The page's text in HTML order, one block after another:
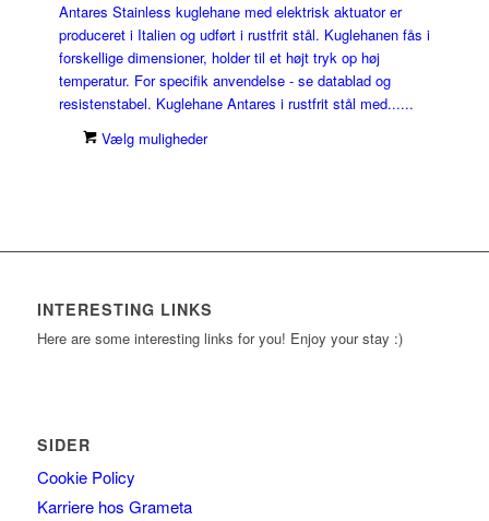
Antares Stainless kuglehane med elektrisk aktuator er
produceret i Italien og udført i rustfrit stål. Kuglehanen fås i
forskellige dimensioner, holder til et højt tryk op høj
temperatur. For specifik anvendelse - se datablad og
resistenstabel. Kuglehane Antares i rustfrit stål med......
Vælg muligheder
INTERESTING LINKS
Here are some interesting links for you! Enjoy your stay :)
SIDER
Cookie Policy
Karriere hos Grameta